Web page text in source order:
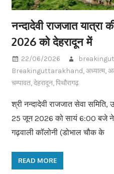
नन्दादेवी राजजात
2026 को देहरादून में
22/06/2026
Breakinguttarakhand,अध्यात्म,
चम्पावत,देहरादून,पिथौरागढ़
श्री नन्दादेवी राजजात सेवा
25 जून 2026 को सायं 6:00 बजे
गढ़वाली कॉलोनी (डोभाल चौक के
READ MORE